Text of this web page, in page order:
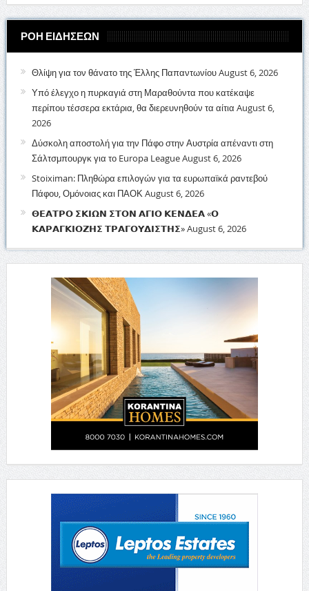
ΡΟΗ ΕΙΔΗΣΕΩΝ
Θλίψη για τον θάνατο της Έλλης ΠαπαντωνίουAugust 6, 2026
Υπό έλεγχο η πυρκαγιά στη Μαραθούντα που κατέκαψε
περίπου τέσσερα εκτάρια, θα διερευνηθούν τα αίτια August 6,
2026
Δύσκολη αποστολή για την Πάφο στην Αυστρία απέναντι στη
Σάλτσμπουργκ για το Europa LeagueAugust 6, 2026
Stoiximan: Πληθώρα επιλογών για τα ευρωπαϊκά ραντεβού
Πάφου, Ομόνοιας και ΠΑΟΚAugust 6, 2026
𝝝𝝚𝝖𝝩𝝦𝝤 𝝨𝝟𝝞𝝮𝝢 𝝨𝝩𝝤𝝢 𝝖𝝘𝝞𝝤 𝝟𝝚𝝢𝝙𝝚𝝖 «𝝤
𝝟𝝖𝝦𝝖𝝘𝝟𝝞𝝤𝝛𝝜𝝨 𝝩𝝦𝝖𝝘𝝤𝝪𝝙𝝞𝝨𝝩𝝜𝝨»August 6, 2026